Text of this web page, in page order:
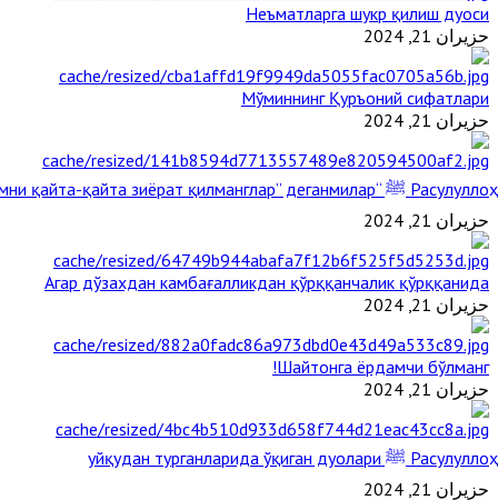
Неъматларга шукр қилиш дуоси
حزيران 21, 2024
Мўминнинг Қуръоний сифатлари
حزيران 21, 2024
Расулуллоҳ ﷺ “Қабримни қайта-қайта зиёрат қилманглар” деганмилар?
حزيران 21, 2024
Агар дўзахдан камбағалликдан қўрққанчалик қўрққанида
حزيران 21, 2024
Шайтонга ёрдамчи бўлманг!
حزيران 21, 2024
Расулуллоҳ ﷺ уйқудан турганларида ўқиган дуолари
حزيران 21, 2024